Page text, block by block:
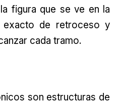
figura que se ve en la
exacto de retroceso y
cada tramo.
son estructuras de